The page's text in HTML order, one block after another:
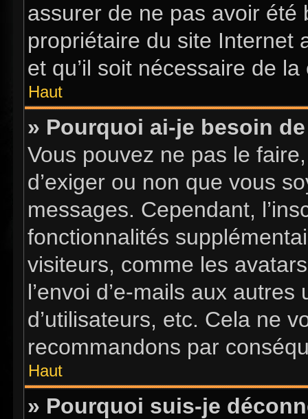
assurer de ne pas avoir
propriétaire du site Internet
et qu’il soit nécessaire de la
Haut
» Pourquoi ai-je besoin
Vous pouvez ne pas le
d’exiger ou non que vous
messages. Cependant,
fonctionnalités
visiteurs, comme les
l’envoi d’e-mails aux
d’utilisateurs, etc. Cela ne
recommandons par
Haut
» Pourquoi suis-je